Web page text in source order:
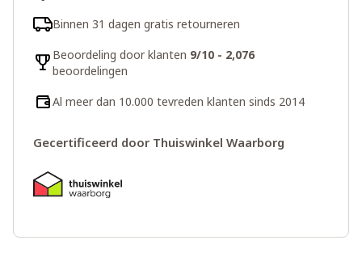
Binnen 31 dagen gratis retourneren
Beoordeling door klanten 9/10 - 2,076
beoordelingen
Al meer dan 10.000 tevreden klanten sinds 2014
Gecertificeerd door Thuiswinkel Waarborg